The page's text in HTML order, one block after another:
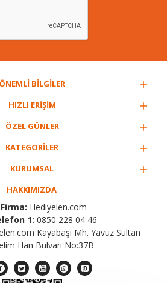
ÖNEMLİ BİLGİLER
HIZLI ERİŞİM
ÖZEL GÜNLER
KATEGORİLER
KURUMSAL
HAKKIMIZDA
Firma: Hediyelen.com
1: 0850 228 04 46
Kayabaşı Mh. Yavuz Sultan
Han Bulvarı No:37B